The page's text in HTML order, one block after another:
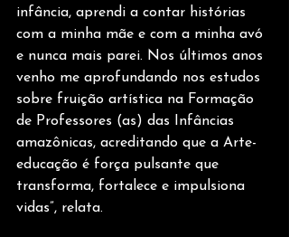
infância, aprendi a contar histórias
com a minha mãe e com a minha avó
e nunca mais parei. Nos últimos anos
venho me aprofundando nos estudos
sobre fruição artística na Formação
de Professores (as) das Infâncias
amazônicas, acreditando que a Arte-
educação é força pulsante que
transforma, fortalece e impulsiona
vidas”, relata.